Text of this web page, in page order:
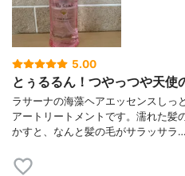
5.00
とぅるるん！つやっつや天使
ラサーナの海藻ヘアエッセンスしっ
アートリートメントです。濡れた髪
かすと、なんと髪の毛がサラッサラ…